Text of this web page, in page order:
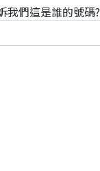
我們這是誰的號碼?